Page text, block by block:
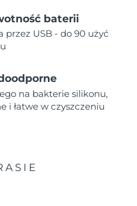
baterii
przez USB - do 90 użyć
na bakterie silikonu,
i łatwe w czyszczeniu